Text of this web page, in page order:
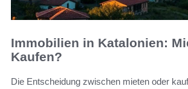
Immobilien in Katalonien:
Kaufen?
Die Entscheidung zwischen mieten oder